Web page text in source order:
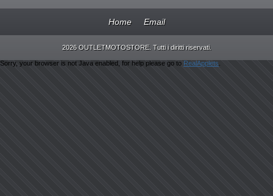
Home Email
2026 OUTLETMOTOSTORE. Tutti i diritti riservati.
Sorry, your browser is not Java enabled, for help please go to RealApplets